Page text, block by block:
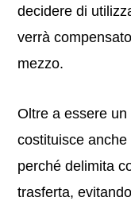
decidere di
verrà
mezzo.
Oltre a essere
costituisce
perché delimita
trasferta,